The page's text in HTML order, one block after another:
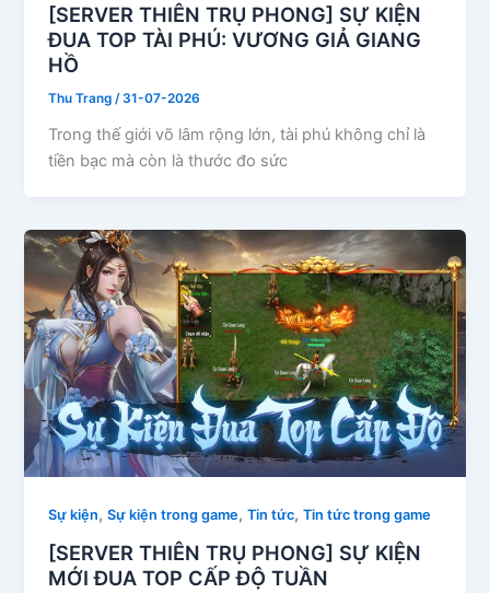
[SERVER THIÊN TRỤ PHONG] SỰ KIỆN
ĐUA TOP TÀI PHÚ: VƯƠNG GIẢ GIANG
HỒ
Thu Trang /31-07-2026
Trong thế giới võ lâm rộng lớn, tài phú không chỉ là
tiền bạc mà còn là thước đo sức
Sự kiện,Sự kiện trong game,Tin tức,Tin tức trong game
[SERVER THIÊN TRỤ PHONG] SỰ KIỆN
MỚI ĐUA TOP CẤP ĐỘ TUẦN